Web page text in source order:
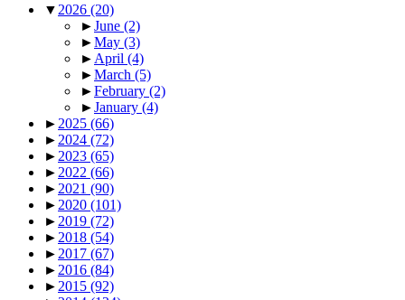
▼ 2026 (20)
►June (2)
►May (3)
► April (4)
►March (5)
►February (2)
►January (4)
► 2025 (66)
► 2024 (72)
► 2023 (65)
► 2022 (66)
► 2021 (90)
► 2020 (101)
► 2019 (72)
► 2018 (54)
► 2017 (67)
► 2016 (84)
► 2015 (92)